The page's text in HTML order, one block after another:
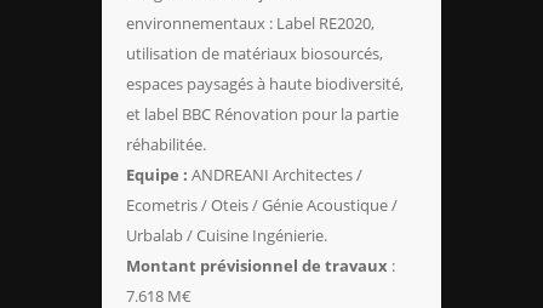
environnementaux : Label RE2020,
utilisation de matériaux biosourcés,
espaces paysagés à haute biodiversité,
et label BBC Rénovation pour la partie
réhabilitée.
Equipe : ANDREANI Architectes /
Ecometris / Oteis / Génie Acoustique /
Urbalab / Cuisine Ingénierie.
Montant prévisionnel de travaux :
7.618 M€